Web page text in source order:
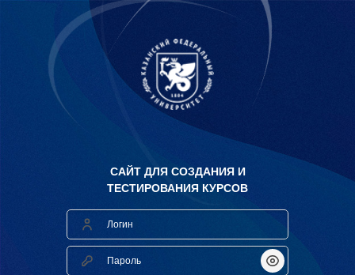
САЙТ ДЛЯ СОЗДАНИЯ И
ТЕСТИРОВАНИЯ КУРСОВ
Логин
Пароль
Показать/